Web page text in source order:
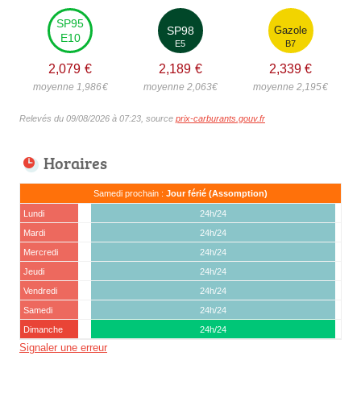
SP95
E10
2,079 €
moyenne 1,986€
SP98
E5
2,189 €
moyenne 2,063€
Gazole
B7
2,339 €
moyenne 2,195€
Relevés du 09/08/2026 à 07:23, source prix-carburants.gouv.fr
Horaires
Samedi prochain : Jour férié (Assomption)
Lundi
24h/24
Mardi
24h/24
Mercredi
24h/24
Jeudi
24h/24
Vendredi
24h/24
Samedi
24h/24
Dimanche
24h/24
Signaler une erreur